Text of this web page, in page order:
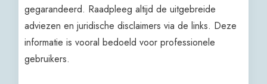
gegarandeerd. Raadpleeg altijd de uitgebreide
adviezen en juridische disclaimers via de links. Deze
informatie is vooral bedoeld voor professionele
gebruikers.